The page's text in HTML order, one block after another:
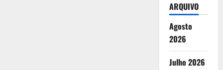
ARQUIVO
Agosto
2026
Julho 2026